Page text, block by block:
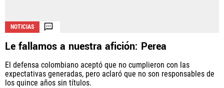
NOTICIAS
Le fallamos a nuestra afición: Perea
El defensa colombiano aceptó que no cumplieron con las
expectativas generadas, pero aclaró que no son responsables de
los quince años sin títulos.